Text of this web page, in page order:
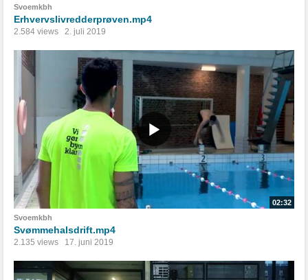
Svoemkbh
Erhvervslivredderprøven.mp4
2.584 views 2. juli 2019
02:32
Svoemkbh
Svømmehalsdrift.mp4
2.135 views 17. juni 2019